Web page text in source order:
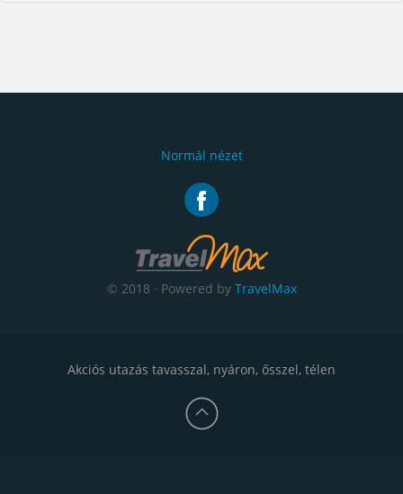
Normál nézet
© 2018 · Powered by TravelMax
Akciós utazás tavasszal, nyáron, ősszel, télen